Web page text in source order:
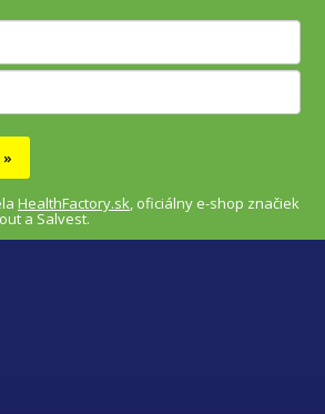
HealthFactory.sk, oficiálny e-shop značiek
a Salvest.